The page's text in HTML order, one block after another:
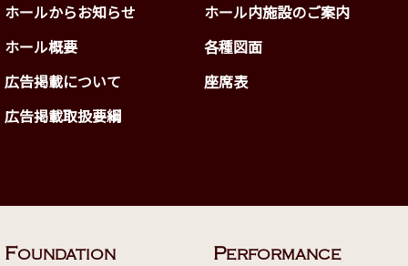
ホールからお知らせ
ホール内施設のご案内
ホール概要
各種図面
広告掲載について
座席表
広告掲載取扱要綱
FOUNDATION PERFORMANCE